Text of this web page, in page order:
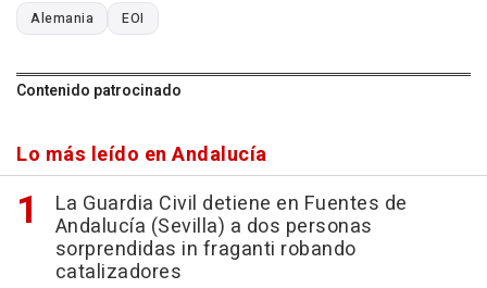
Alemania EOI
Contenido patrocinado
Lo más leído en Andalucía
La Guardia Civil detiene en Fuentes de
Andalucía (Sevilla) a dos personas
sorprendidas in fraganti robando
catalizadores